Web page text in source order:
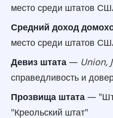
место среди штатов
Средний доход
место среди штатов
Девиз штата — Union,
справедливость и
Прозвища штата —
"Креольский штат"